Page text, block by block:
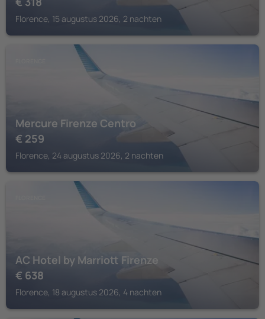
Florence, 15 augustus 2026, 2 nachten
Mercure Firenze Centro
€ 259
Florence, 24 augustus 2026, 2 nachten
AC Hotel by Marriott Firenze
€ 638
Florence, 18 augustus 2026, 4 nachten